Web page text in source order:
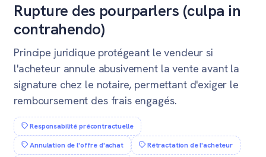
Rupture des pourparlers (culpa in
contrahendo)
Principe juridique protégeant le vendeur si
l'acheteur annule abusivement la vente avant la
signature chez le notaire, permettant d'exiger le
remboursement des frais engagés.
Responsabilité précontractuelle
Annulation de l'offre d'achat
Rétractation de l'acheteur